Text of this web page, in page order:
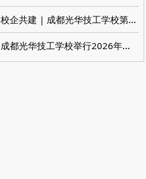
校企共建 | 成都光华技工学校第七届工匠节暨校企合作委员会顺利召开
成都光华技工学校举行2026年新团员入团仪式